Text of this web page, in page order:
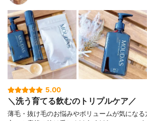
5.00
＼洗う育てる飲むのトリプルケア／
薄毛・抜け毛のお悩みやボリュームが気にな